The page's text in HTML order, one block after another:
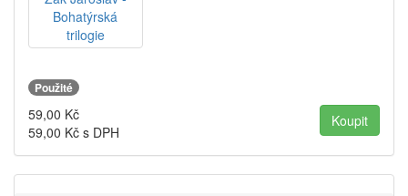
Použité
59,00 Kč
59,00 Kč s DPH